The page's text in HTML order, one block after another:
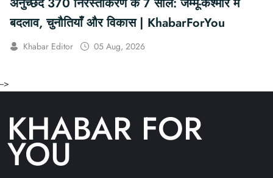
बदलाव, चुनौतियाँ और विकास | KhabarForYou
Khabar Editor 05 Aug, 2026
-->
KHABAR FOR
YOU